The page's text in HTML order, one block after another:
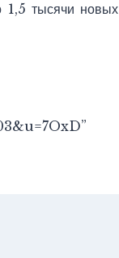
1,5 тысячи новых